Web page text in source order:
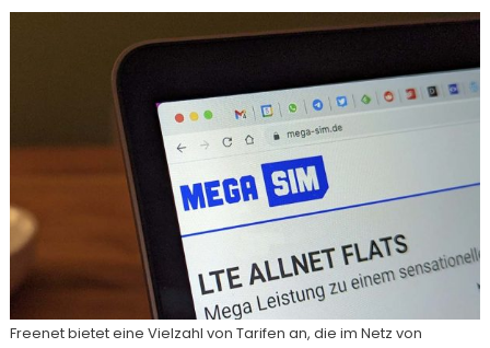
Freenet bietet eine Vielzahl von Tarifen an, die im Netz von